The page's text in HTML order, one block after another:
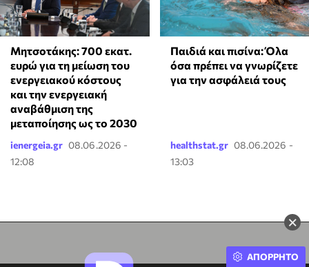
×
Μητσοτάκης: 700 εκατ.
ευρώ για τη μείωση του
ενεργειακού κόστους
και την ενεργειακή
αναβάθμιση της
μεταποίησης ως το 2030
ienergeia.gr 08.06.2026 -
12:08
Παιδιά και πισίνα: Όλα
όσα πρέπει να γνωρίζετε
για την ασφάλειά τους
healthstat.gr 08.06.2026 -
13:03
ΑΠΟΡΡΗΤΟ